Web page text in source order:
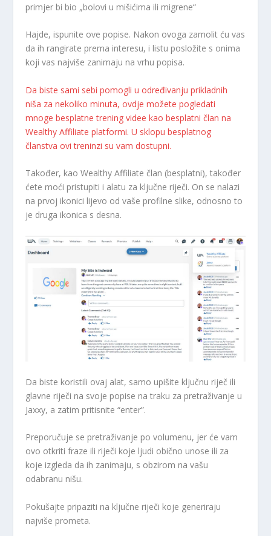
primjer bi bio „bolovi u mišićima ili migrene“
Hajde, ispunite ove popise. Nakon ovoga zamolit ću vas
da ih rangirate prema interesu, i listu posložite s onima
koji vas najviše zanimaju na vrhu popisa.
Da biste sami sebi pomogli u određivanju prikladnih
niša za nekoliko minuta, ovdje možete pogledati
mnoge besplatne trening videe kao besplatni član na
Wealthy Affiliate platformi. U sklopu besplatnog
članstva ovi treninzi su vam dostupni.
Također, kao Wealthy Affiliate član (besplatni), također
ćete moći pristupiti i alatu za ključne riječi. On se nalazi
na prvoj ikonici lijevo od vaše profilne slike, odnosno to
je druga ikonica s desna.
Da biste koristili ovaj alat, samo upišite ključnu riječ ili
glavne riječi na svoje popise na traku za pretraživanje u
Jaxxy, a zatim pritisnite “enter”.
Preporučuje se pretraživanje po volumenu, jer će vam
ovo otkriti fraze ili riječi koje ljudi obično unose ili za
koje izgleda da ih zanimaju, s obzirom na vašu
odabranu nišu.
Pokušajte pripaziti na ključne riječi koje generiraju
najviše prometa.